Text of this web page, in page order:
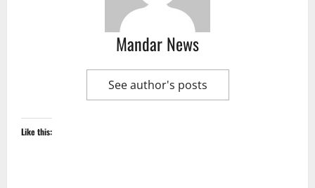
Mandar News
See author's posts
Like this: